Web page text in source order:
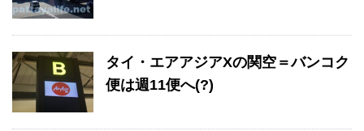
タイ・エアアジアXの関空＝バンコク
便は週11便へ(?)